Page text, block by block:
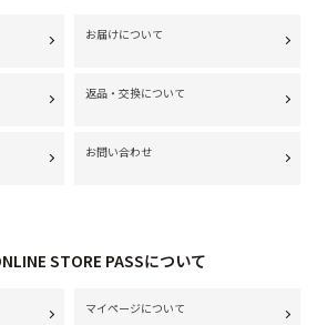
お届けについて
返品・交換について
お問い合わせ
STORE PASSについて
マイページについて